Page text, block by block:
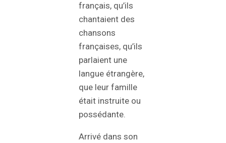
français, qu’ils
chantaient des
chansons
françaises, qu’ils
parlaient une
langue étrangère,
que leur famille
était instruite ou
possédante.
Arrivé dans son